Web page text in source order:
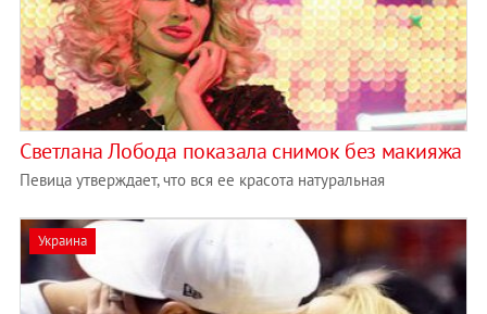
Светлана Лобода показала снимок без макияжа
Певица утверждает, что вся ее красота натуральная
Украина